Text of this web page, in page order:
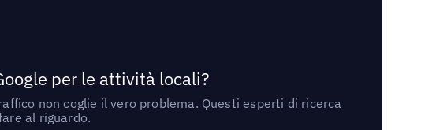
per le attività locali?
non coglie il vero problema. Questi esperti di ricerca
al riguardo.